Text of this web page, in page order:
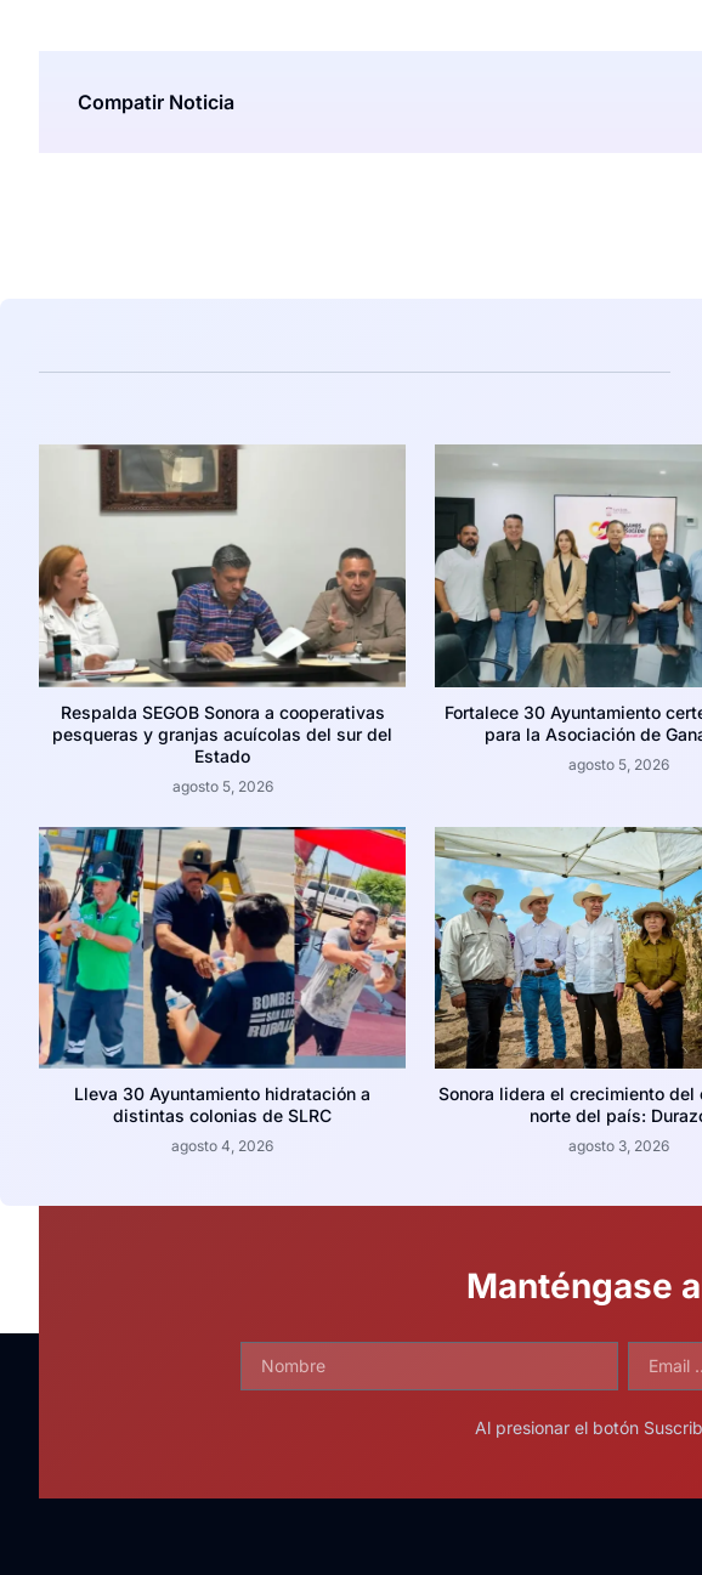
Compatir Noticia
Respalda SEGOB Sonora a cooperativas
pesqueras y granjas acuícolas del sur del
Estado
agosto 5, 2026
Fortalece 30 Ayuntamiento
para la Asociación de
agosto 5, 2026
Lleva 30 Ayuntamiento hidratación a
distintas colonias de SLRC
agosto 4, 2026
Sonora lidera el crecimiento del
norte del país:
agosto 3, 2026
Manténgase
Al presionar el botón